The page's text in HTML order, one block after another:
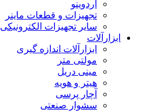
آردوینو
تجهیزات و قطعات ماینر
سایر تجهیزات الکترونیکی
ابزارآلات
ابزارآلات اندازه گیری
مولتی متر
مینی دریل
هیتر و هویه
آچار پرسی
سشوار صنعتی